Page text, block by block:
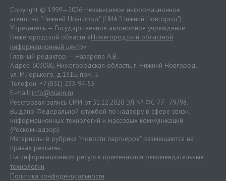
Copyright © 1999—2026 Независимое информационное
агентство "Нижний Новгород" (НИА "Нижний Новгород")
Учредитель — Государственное автономное учреждение
Нижегородской области «Нижегородский областной
информационный центр»
Главный редактор — Назарова А.В.
Адрес: 603006, Нижегородская область, г. Нижний Новгород.
ул. М.Горького, д.151Б, пом. 5
Телефон: +7 (831) 233-94-53
E-mail: info@niann.ru
Реестровая запись СМИ от 31.12.2020 ЭЛ № ФС 77 - 79798.
Выдано Федеральной службой по надзору в сфере связи,
информационных технологий и массовых коммуникаций
(Роскомнадзор).
Материалы в рубрике "Новости партнеров" размещаются на
правах рекламы.
На информационном ресурсе применяются рекомендательные
технологии.
Политика конфиденциальности